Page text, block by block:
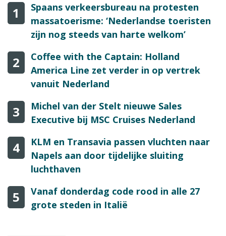
1
Spaans verkeersbureau na protesten
massatoerisme: ‘Nederlandse toeristen
zijn nog steeds van harte welkom’
2
Coffee with the Captain: Holland
America Line zet verder in op vertrek
vanuit Nederland
3
Michel van der Stelt nieuwe Sales
Executive bij MSC Cruises Nederland
4
KLM en Transavia passen vluchten naar
Napels aan door tijdelijke sluiting
luchthaven
5
Vanaf donderdag code rood in alle 27
grote steden in Italië